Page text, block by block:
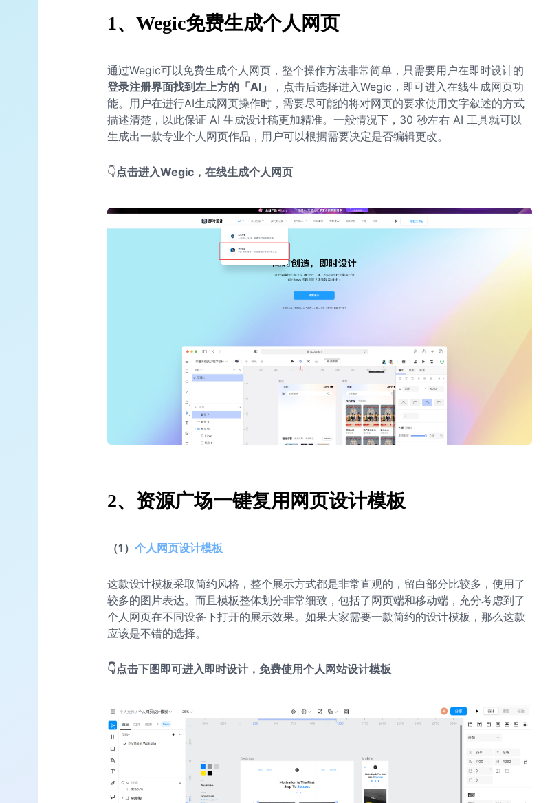
1、Wegic免费生成个人网页
通过Wegic可以免费生成个人网页，整个操作方法非常简单，只需要用户在即时设计的
登录注册界面找到左上方的「AI」
，点击后选择进入Wegic，即可进入在线生成网页功
能。用户在进行AI生成网页操作时，需要尽可能的将对网页的要求使用文字叙述的方式
描述清楚，以此保证 AI 生成设计稿更加精准。一般情况下，30 秒左右 AI 工具就可以
生成出一款专业个人网页作品，用户可以根据需要决定是否编辑更改。
👇点击进入Wegic，在线生成个人网页
2、资源广场一键复用网页设计模板
（1） 个人 网页设计模板
这款设计模板采取简约风格，整个展示方式都是非常直观的，留白部分比较多，使用了
较多的图片表达。而且模板整体划分非常细致，包括了网页端和移动端，充分考虑到了
个人网页在不同设备下打开的展示效果。如果大家需要一款简约的设计模板，那么这款
应该是不错的选择。
👇点击下图即可进入即时设计，免费使用个人网站设计模板